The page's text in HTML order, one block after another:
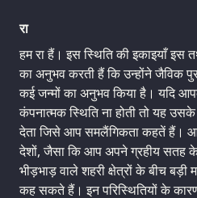
रा
हम रा हैं। इस स्थिति की इकाइयाँ
का अनुभव करती हैं कि उन्होंने जैविक
कई जन्मों का अनुभव किया है। यदि
कंपनात्मक स्थिति ना होती तो यह
देता जिसे आप समलैंगिकता कहतें हैं।
देशों, जैसा कि आप अपने ग्रहीय सतह
भीड़भाड़ वाले शहरी क्षेत्रों के बीच
कह सकते हैं। इन परिस्थितियों के